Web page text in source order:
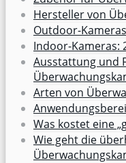
Hersteller von
Outdoor-
Indoor-Kameras:
Ausstattung und
Arten von
Was kostet eine
Wie geht die